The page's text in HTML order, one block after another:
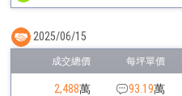
2,488萬
93.19萬
2025/06/15